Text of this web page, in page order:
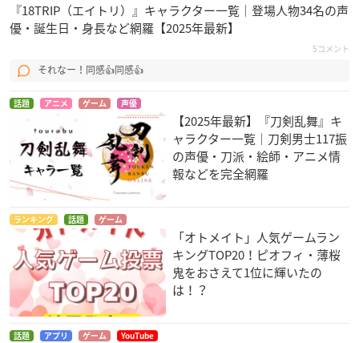
『18TRIP（エイトリ）』キャラクター一覧｜登場人物34名の声
優・誕生日・身長など網羅【2025年最新】
5コメント
それなー！同感👍同感👍
話題 アニメ ゲーム 声優
【2025年最新】『刀剣乱舞』キ
ャラクター一覧｜刀剣男士117振
の声優・刀派・絵師・アニメ情
報などを完全網羅
ランキング 話題 ゲーム
「オトメイト」人気ゲームラン
キングTOP20！ピオフィ・薄桜
鬼をおさえて1位に輝いたの
は！？
話題 アプリ ゲーム YouTube